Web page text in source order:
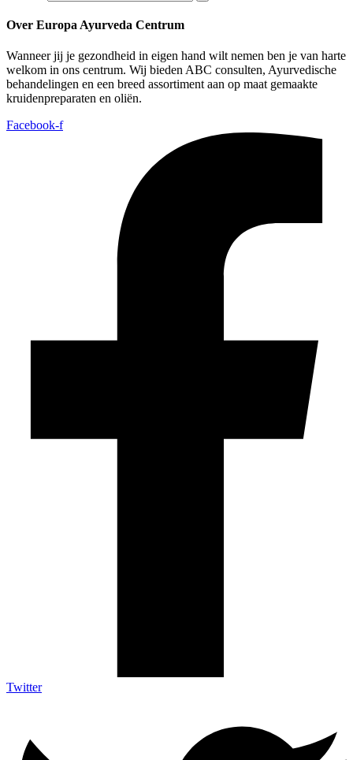
Over Europa Ayurveda Centrum
Wanneer jij je gezondheid in eigen hand wilt nemen ben je van harte
welkom in ons centrum. Wij bieden ABC consulten, Ayurvedische
behandelingen en een breed assortiment aan op maat gemaakte
kruidenpreparaten en oliën.
Facebook-f
Twitter